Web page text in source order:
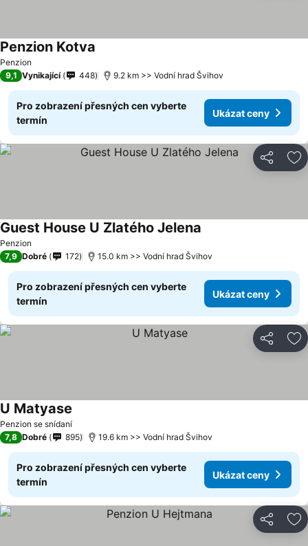
Penzion
Penzion Kotva
9,1 Vynikající 448 9.2 km >> Vodní hrad Švihov
Pro zobrazení přesných cen vyberte
termín
Ukázat ceny
Sdílet
Penzion
Guest House U Zlatého Jelena
7,9 Dobré 172 15.0 km >> Vodní hrad Švihov
Pro zobrazení přesných cen vyberte
termín
Ukázat ceny
Sdílet
Penzion se snídaní
U Matyase
7,8 Dobré 895 19.6 km >> Vodní hrad Švihov
Pro zobrazení přesných cen vyberte
termín
Ukázat ceny
Sdílet